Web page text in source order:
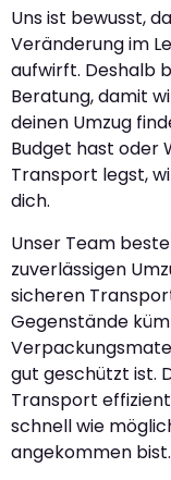
Uns ist bewusst,
Veränderung im
aufwirft. Deshalb
Beratung, damit
deinen Umzug
Budget hast oder
Transport legst,
dich.
Unser Team
zuverlässigen
sicheren
Gegenstände
gut geschützt ist.
Transport
schnell wie
angekommen bist.